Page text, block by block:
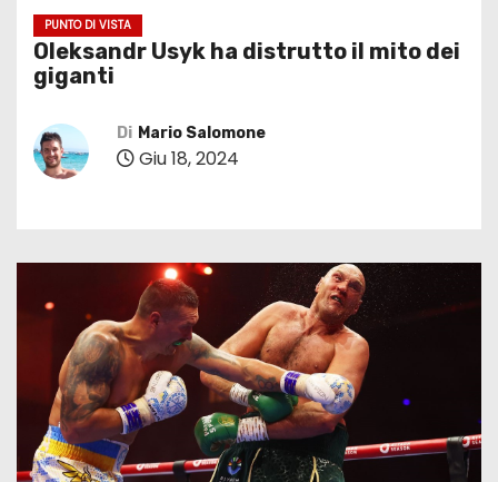
PUNTO DI VISTA
Oleksandr Usyk ha distrutto il mito dei
giganti
Di Mario Salomone
Giu 18, 2024